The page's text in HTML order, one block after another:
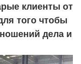
клиенты от
того чтобы
дела и